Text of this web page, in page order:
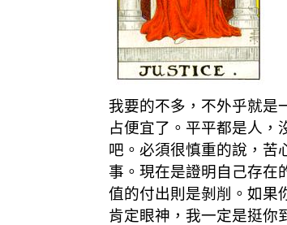
我要的不多，不外乎就是
占便宜了。平平都是人，
吧。必須很慎重的說，苦
事。現在是證明自己存在
值的付出則是剝削。如果
肯定眼神，我一定是挺你